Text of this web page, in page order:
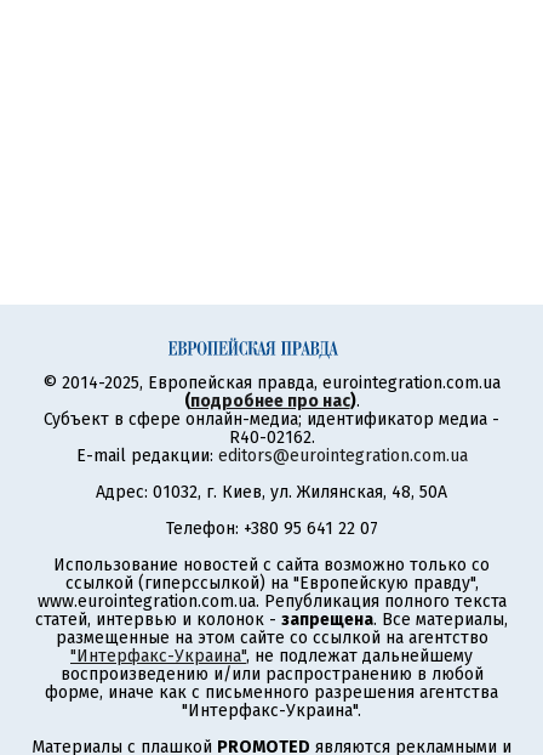
© 2014-2025, Европейская правда, eurointegration.com.ua
(подробнее про нас).
Субъект в сфере онлайн-медиа; идентификатор медиа -
R40-02162.
E-mail редакции: editors@eurointegration.com.ua
Адрес: 01032, г. Киев, ул. Жилянская, 48, 50А
Телефон: +380 95 641 22 07
Использование новостей с сайта возможно только со
ссылкой (гиперссылкой) на "Европейскую правду",
www.eurointegration.com.ua. Републикация полного текста
статей, интервью и колонок - запрещена. Все материалы,
размещенные на этом сайте со ссылкой на агентство
"Интерфакс-Украина", не подлежат дальнейшему
воспроизведению и/или распространению в любой
форме, иначе как с письменного разрешения агентства
"Интерфакс-Украина".
Материалы с плашкой PROMOTED являются рекламными и